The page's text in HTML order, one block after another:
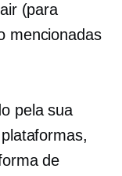
(para
mencionadas
pela sua
de